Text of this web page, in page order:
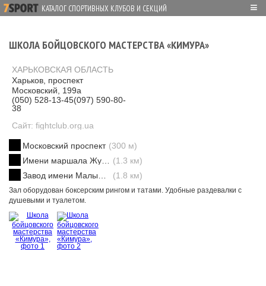
КАТАЛОГ СПОРТИВНЫХ КЛУБОВ И СЕКЦИЙ ≡
ШКОЛА БОЙЦОВСКОГО МАСТЕРСТВА «КИМУРА»
ХАРЬКОВСКАЯ ОБЛАСТЬ
Харьков, проспект
Московский, 199а
(050) 528-13-45(097) 590-80-
38
Сайт: fightclub.org.ua
Московский проспект (300 м)
(1.3 км)
(1.8 км)
Зал оборудован боксерским рингом и татами. Удобные раздевалки с
душевыми и туалетом.